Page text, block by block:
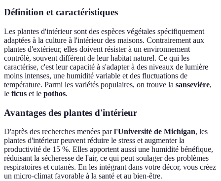
Définition et caractéristiques
Les plantes d'intérieur sont des espèces végétales spécifiquement
adaptées à la culture à l'intérieur des maisons. Contrairement aux
plantes d'extérieur, elles doivent résister à un environnement
contrôlé, souvent différent de leur habitat naturel. Ce qui les
caractérise, c'est leur capacité à s'adapter à des niveaux de lumière
moins intenses, une humidité variable et des fluctuations de
température. Parmi les variétés populaires, on trouve la sansevière,
le ficus et le pothos.
Avantages des plantes d'intérieur
D'après des recherches menées parl'Université de Michigan, les
plantes d'intérieur peuvent réduire le stress et augmenter la
productivité de 15 %. Elles apportent aussi une humidité bénéfique,
réduisant la sécheresse de l'air, ce qui peut soulager des problèmes
respiratoires et cutanés. En les intégrant dans votre décor, vous créez
un micro-climat favorable à la santé et au bien-être.